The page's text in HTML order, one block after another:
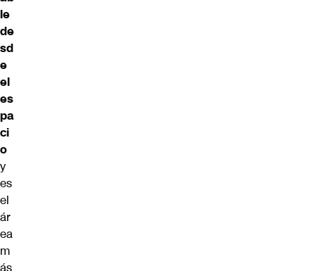
le
de
sd
e
el
es
pa
ci
o
y
es
el
ár
ea
m
ás